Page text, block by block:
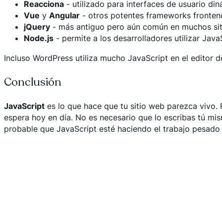
Reacciona - utilizado para interfaces de usuario
Vue y Angular - otros potentes frameworks
jQuery - más antiguo pero aún común en muchos
Node.js - permite a los desarrolladores utilizar
Incluso WordPress utiliza mucho JavaScript en el editor
Conclusión
JavaScript es lo que hace que tu sitio web parezca vivo.
espera hoy en día. No es necesario que lo escribas tú
probable que JavaScript esté haciendo el trabajo